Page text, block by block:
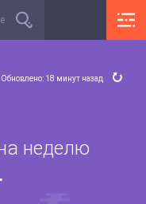
Обновлено: 18 минут назад
неделю